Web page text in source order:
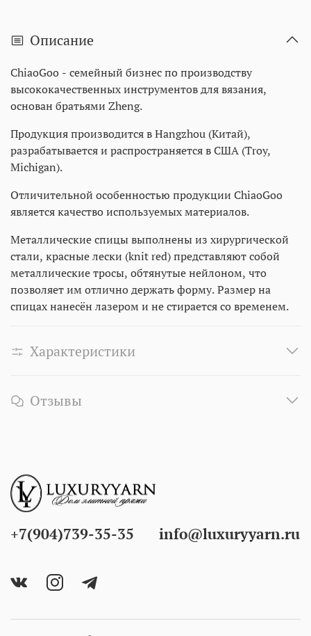
Описание
ChiaoGoo - семейный бизнес по производству
высококачественных инструментов для вязания,
основан братьями Zheng.
Продукция производится в Hangzhou (Китай),
разрабатывается и распространяется в США (Troy,
Michigan).
Отличительной особенностью продукции ChiaoGoo
является качество используемых материалов.
Металлические спицы выполнены из хирургической
стали, красные лески (knit red) представляют собой
металлические тросы, обтянутые нейлоном, что
позволяет им отлично держать форму. Размер на
спицах нанесён лазером и не стирается со временем.
Характеристики
Отзывы
+7(904)739-35-35 info@luxuryyarn.ru